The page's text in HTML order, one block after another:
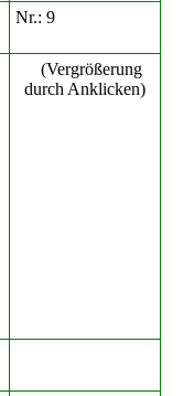
Nr.: 9
(Vergrößerung
durch Anklicken)